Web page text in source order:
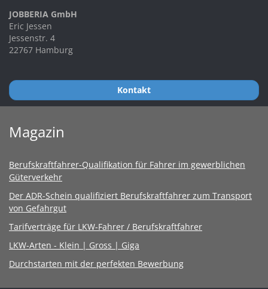
JOBBERIA GmbH
Eric Jessen
Jessenstr. 4
22767 Hamburg
Kontakt
Magazin
Berufskraftfahrer-Qualifikation für Fahrer im gewerblichen
Güterverkehr
Der ADR-Schein qualifiziert Berufskraftfahrer zum Transport
von Gefahrgut
Tarifverträge für LKW-Fahrer / Berufskraftfahrer
LKW-Arten - Klein | Gross | Giga
Durchstarten mit der perfekten Bewerbung